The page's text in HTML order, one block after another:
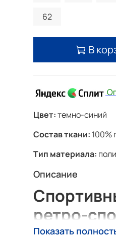
62
В
Цвет:темно-синий
Состав ткани: 100%
Тип материала:
Описание
ретро-
Показать